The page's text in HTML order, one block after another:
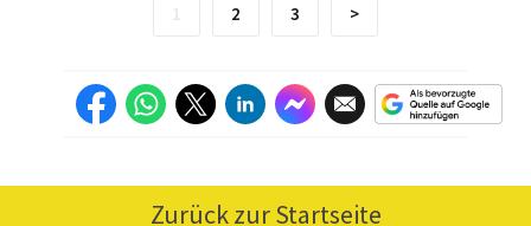
2 3 >
Zurück zur Startseite